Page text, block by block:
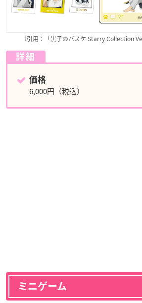
（引用：「黒子のバスケ Starry Collection
詳細
価格
6,000円（税込）
ミニゲーム